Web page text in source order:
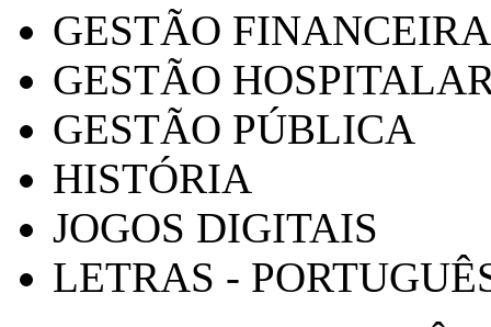
GESTÃO FINANCEIRA
GESTÃO
GESTÃO PÚBLICA
HISTÓRIA
JOGOS DIGITAIS
LETRAS -